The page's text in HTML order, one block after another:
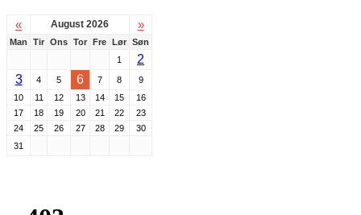
« August 2026 »
Man Tir Ons Tor Fre Lør Søn
1
2
3
4 5 6 7 8
9
10
11 12 13 14 15
16
17
18 19 20 21 22
23
24
25 26 27 28 29
30
31